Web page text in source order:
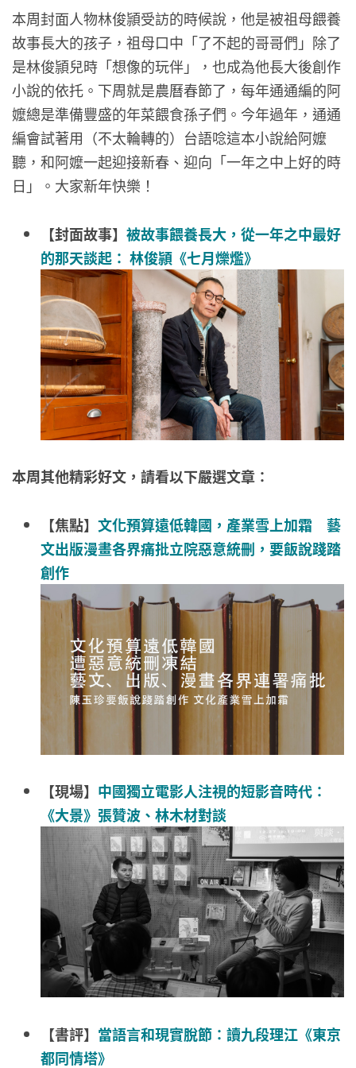
本周封面人物林俊頴受訪的時候說，他是被祖母餵養
故事長大的孩子，祖母口中「了不起的哥哥們」除了
是林俊頴兒時「想像的玩伴」，也成為他長大後創作
小說的依托。下周就是農曆春節了，每年通通編的阿
嬤總是準備豐盛的年菜餵食孫子們。今年過年，通通
編會試著用（不太輪轉的）台語唸這本小說給阿嬤
聽，和阿嬤一起迎接新春、迎向「一年之中上好的時
日」。大家新年快樂！
【封面故事】 被故事餵養長大，從一年之中最好
的那天談起： 林俊頴《七月爍爁》
本周其他精彩好文，請看以下嚴選文章：
【焦點】 文化預算遠低韓國，產業雪上加霜 藝
文出版漫畫各界痛批立院惡意統刪，要飯說踐踏
創作
【現場】 中國獨立電影人注視的短影音時代：
《大景》張贊波、林木材對談
【書評】 當語言和現實脫節：讀九段理江《東京
都同情塔》